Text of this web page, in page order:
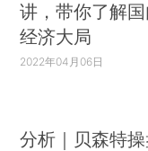
讲，带你了解
经济大局
2022年04月06日
分析｜贝森特